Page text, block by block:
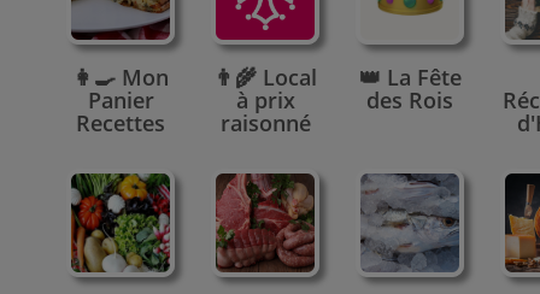
👩‍🍳 Mon
Panier
Recettes
👨‍🌾 Local
à prix
raisonné
👑 La Fête
des Rois